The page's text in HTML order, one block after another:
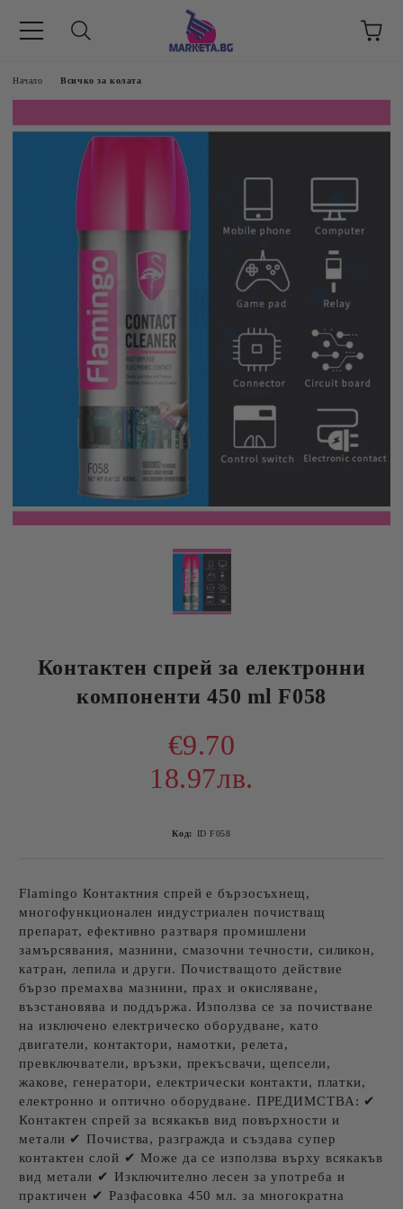
8 -17 ч/
Начало Всичко за колата
Контактен спрей за електронни
компоненти 450 ml F058
€9.70
18.97лв.
Код: ID F058
Flamingo Контактния спрей е бързосъхнещ,
многофункционален индустриален почистващ
препарат, ефективно разтваря промишлени
замърсявания, мазнини, смазочни течности, силикон,
катран, лепила и други. Почистващото действие
бързо премахва мазнини, прах и окисляване,
възстановява и поддържа. Използва се за почистване
на изключено електрическо оборудване, като
двигатели, контактори, намотки, релета,
превключватели, връзки, прекъсвачи, щепсели,
жакове, генератори, електрически контакти, платки,
електронно и оптично оборудване. ПРЕДИМСТВА: ✔
Контактен спрей за всякакъв вид повърхности и
метали ✔ Почиства, разгражда и създава супер
контактен слой ✔ Може да се използва върху всякакъв
вид метали ✔ Изключително лесен за употреба и
практичен ✔ Разфасовка 450 мл. за многократна